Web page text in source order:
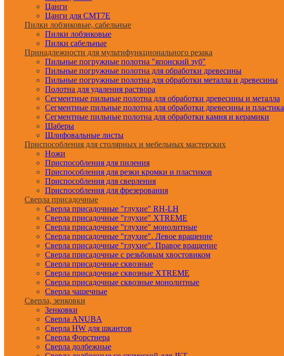
Цанги
Цанги для CMT7E
Пилки лобзиковые, сабельные
Пилки лобзиковые
Пилки сабельные
Принадлежности для мультифункционального резака
Пильные погружные полотна "японский зуб"
Пильные погружные полотна для обработки древесины
Пильные погружные полотна для обработки металла и древесины
Полотна для удаления раствора
Сегментные пильные полотна для обработки древесины и металла
Сегментные пильные полотна для обработки древесины и пластика
Сегментные пильные полотна для обработки камня и керамики
Шаберы
Шлифовальные листы
Приспособления для столярных и мебельных мастерских
Ножи
Приспособления для пиления
Приспособления для резки кромки и пластиков
Приспособления для сверления
Приспособления для фрезерования
Сверла присадочные
Сверла присадочные "глухие" RH-LH
Сверла присадочные "глухие" XTREME
Сверла присадочные "глухие" монолитные
Сверла присадочные "глухие". Левое вращение
Сверла присадочные "глухие". Правое вращение
Сверла присадочные с резьбовым хвостовиком
Сверла присадочные сквозные
Сверла присадочные сквозные XTREME
Сверла присадочные сквозные монолитные
Сверла чашечные
Сверла, зенковки
Зенковки
Сверла ANUBA
Сверла HW для шкантов
Сверла Форстнера
Сверла долбежные